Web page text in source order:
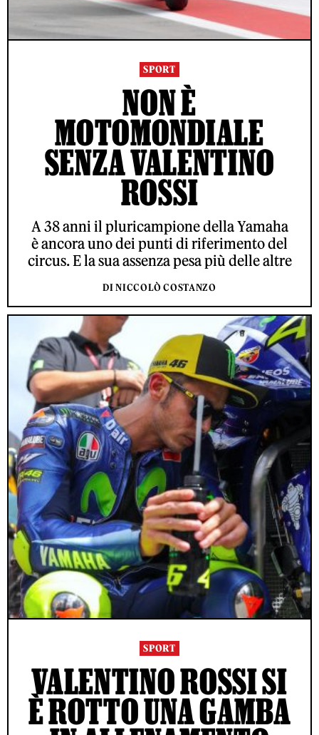
SPORT
NON È
MOTOMONDIALE
SENZA VALENTINO
ROSSI
A 38 anni il pluricampione della Yamaha
è ancora uno dei punti di riferimento del
circus. E la sua assenza pesa più delle altre
DI NICCOLÒ COSTANZO
SPORT
VALENTINO ROSSI SI
È ROTTO UNA GAMBA